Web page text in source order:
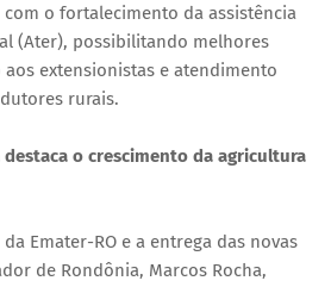
o fortalecimento da assistência
(Ater), possibilitando melhores
extensionistas e atendimento
rurais.
o crescimento da agricultura
Emater-RO e a entrega das novas
de Rondônia, Marcos Rocha,